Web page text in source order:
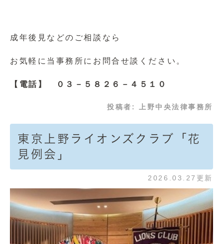
成年後見などのご相談なら
お気軽に当事務所にお問合せ談ください。
【電話】 ０３－５８２６－４５１０
投稿者: 上野中央法律事務所
東京上野ライオンズクラブ「花
見例会」
2026.03.27更新